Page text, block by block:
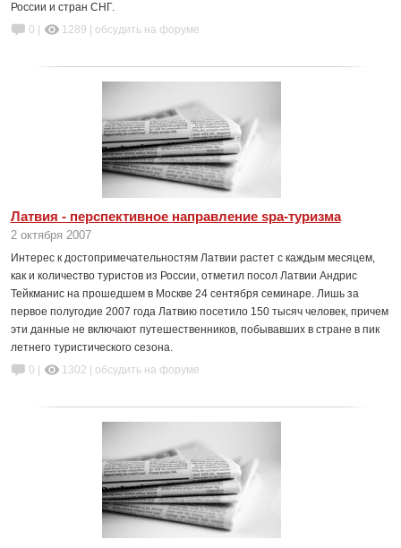
России и стран СНГ.
0 |
1289 обсудить на форуме
Латвия - перспективное направление spa-туризма
2 октября 2007
Интерес к достопримечательностям Латвии растет с каждым месяцем,
как и количество туристов из России, отметил посол Латвии Андрис
Тейкманис на прошедшем в Москве 24 сентября семинаре. Лишь за
первое полугодие 2007 года Латвию посетило 150 тысяч человек, причем
эти данные не включают путешественников, побывавших в стране в пик
летнего туристического сезона.
0 |
1302 обсудить на форуме